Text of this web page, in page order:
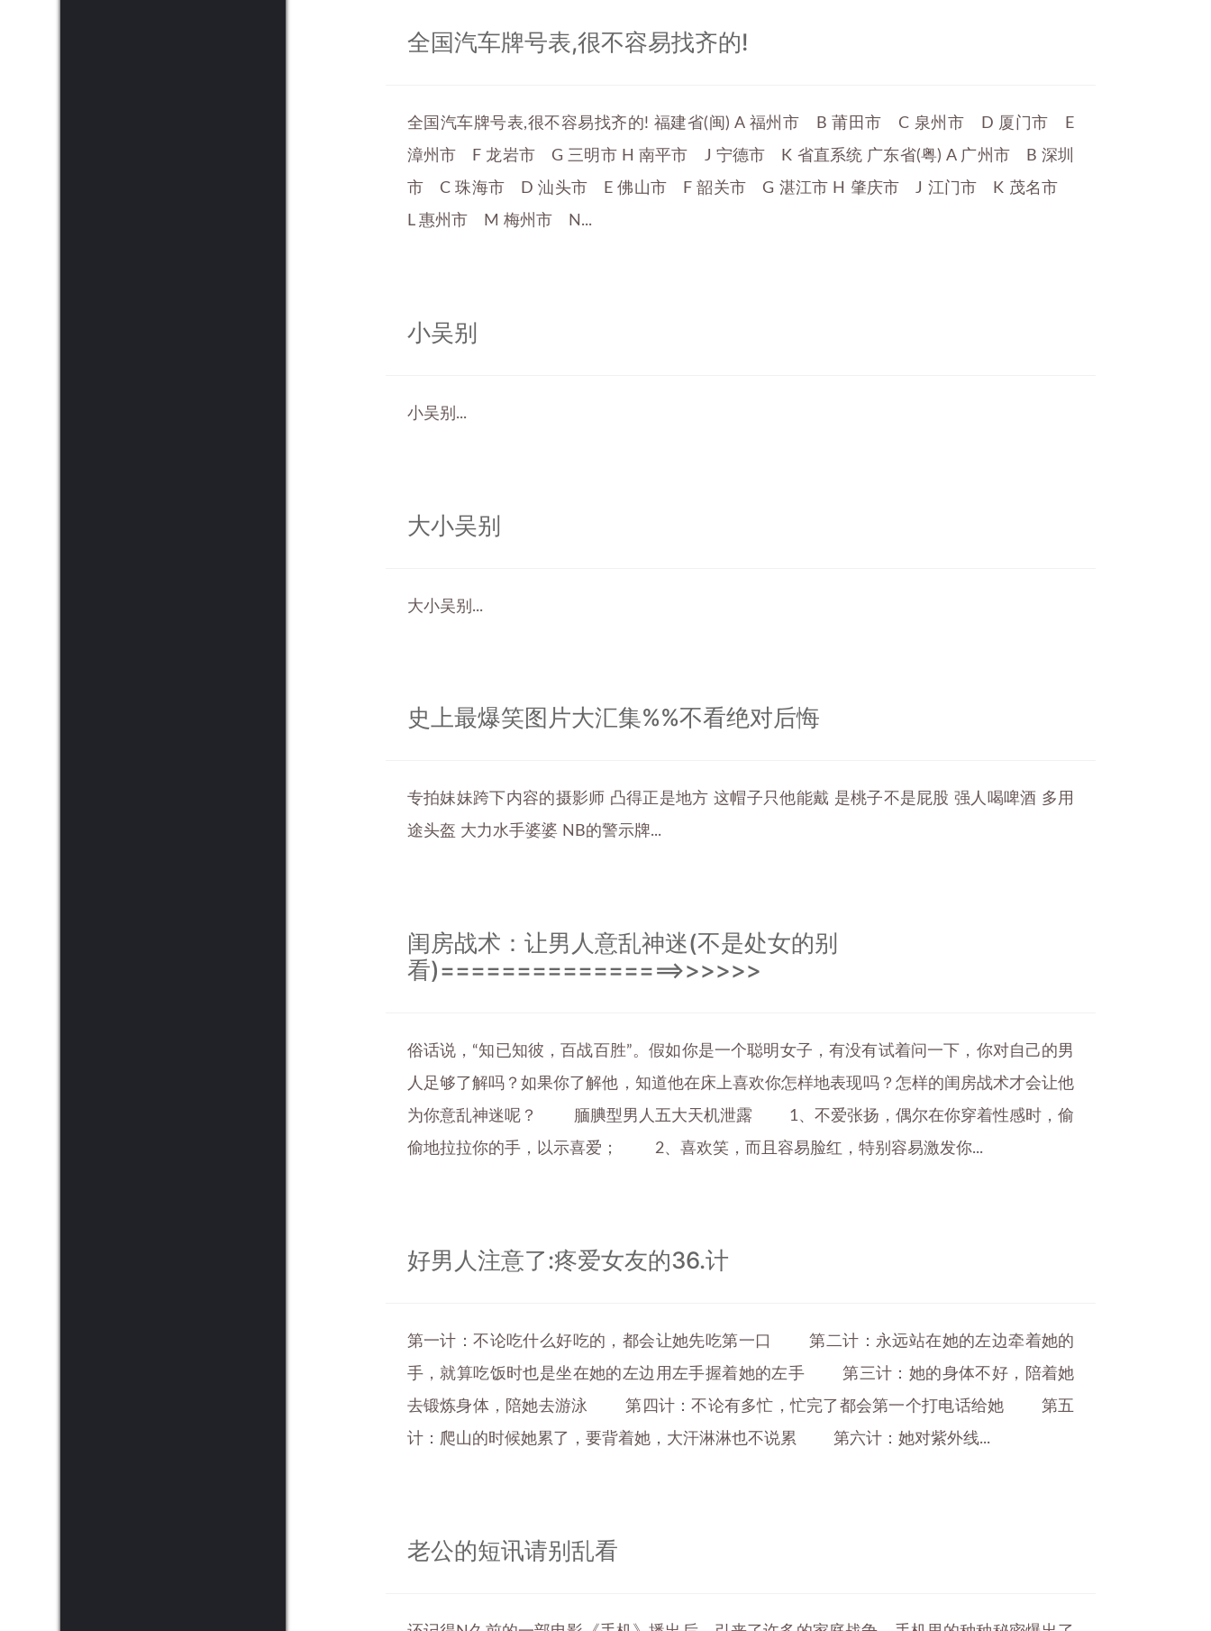
全国汽车牌号表,很不容易找齐的!
全国汽车牌号表,很不容易找齐的! 福建省(闽) A 福州市 B 莆田市 C 泉州市 D 厦门市 E
漳州市 F 龙岩市 G 三明市 H 南平市 J 宁德市 K 省直系统 广东省(粤) A 广州市 B 深圳
市 C 珠海市 D 汕头市 E 佛山市 F 韶关市 G 湛江市 H 肇庆市 J 江门市 K 茂名市
L 惠州市 M 梅州市 N...
小吴别
小吴别...
大小吴别
大小吴别...
史上最爆笑图片大汇集%%不看绝对后悔
专拍妹妹跨下内容的摄影师 凸得正是地方 这帽子只他能戴 是桃子不是屁股 强人喝啤酒 多用
途头盔 大力水手婆婆 NB的警示牌...
闺房战术：让男人意乱神迷(不是处女的别
看)================>>>>>>
俗话说，“知已知彼，百战百胜”。假如你是一个聪明女子，有没有试着问一下，你对自己的男
人足够了解吗？如果你了解他，知道他在床上喜欢你怎样地表现吗？怎样的闺房战术才会让他
为你意乱神迷呢？ 腼腆型男人五大天机泄露 1、不爱张扬，偶尔在你穿着性感时，偷
偷地拉拉你的手，以示喜爱； 2、喜欢笑，而且容易脸红，特别容易激发你...
好男人注意了:疼爱女友的36.计
第一计：不论吃什么好吃的，都会让她先吃第一口 第二计：永远站在她的左边牵着她的
手，就算吃饭时也是坐在她的左边用左手握着她的左手 第三计：她的身体不好，陪着她
去锻炼身体，陪她去游泳 第四计：不论有多忙，忙完了都会第一个打电话给她 第五
计：爬山的时候她累了，要背着她，大汗淋淋也不说累 第六计：她对紫外线...
老公的短讯请别乱看